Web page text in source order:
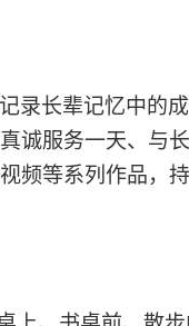
录长辈记忆中的
诚服务一天、与
频等系列作品，